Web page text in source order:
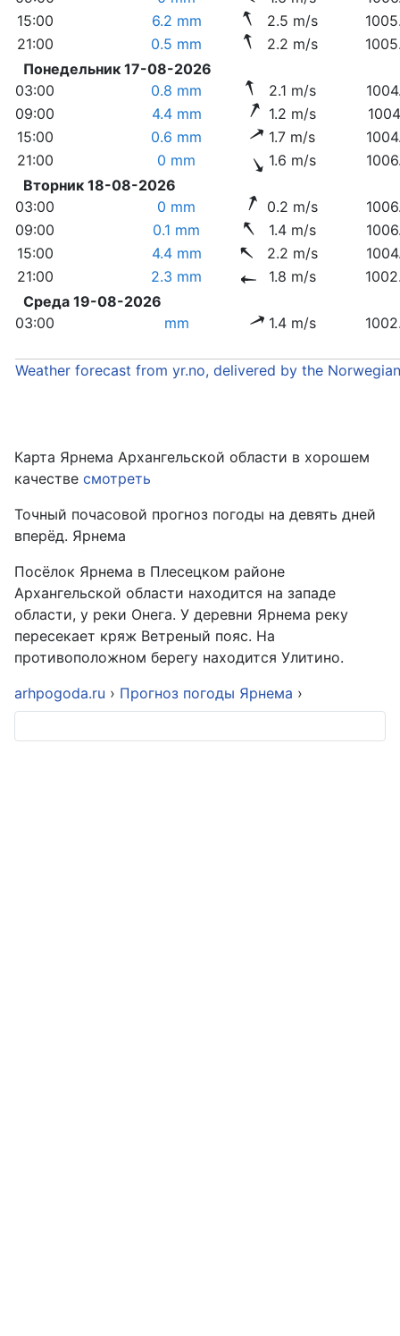
15:00
6.2 mm 2.5 m/s
21:00
0.5 mm 2.2 m/s
Понедельник 17-08-2026
03:00
0.8 mm 2.1 m/s
09:00
4.4 mm 1.2 m/s
15:00
0.6 mm 1.7 m/s
21:00
0 mm 1.6 m/s
Вторник 18-08-2026
03:00
0 mm 0.2 m/s
09:00
0.1 mm 1.4 m/s
15:00
4.4 mm 2.2 m/s
21:00
2.3 mm 1.8 m/s
Среда 19-08-2026
03:00
mm 1.4 m/s
Weather forecast from yr.no, delivered by the
Карта Ярнема Архангельской области в хорошем
качестве смотреть
Точный почасовой прогноз погоды на девять дней
вперёд. Ярнема
Посёлок Ярнема в Плесецком районе
Архангельской области находится на западе
области, у реки Онега. У деревни Ярнема реку
пересекает кряж Ветреный пояс. На
противоположном берегу находится Улитино.
arhpogoda.ru › Прогноз погоды Ярнема ›